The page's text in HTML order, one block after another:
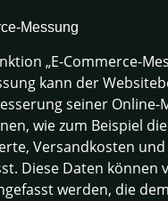
Messung
„E-Commerce-
kann der
seiner
wie zum Beispiel
Versandkosten
Diese Daten können
werden, die